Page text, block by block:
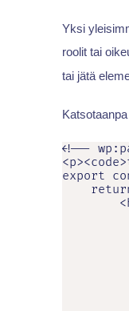
Yksi
roolit tai
tai jätä
Katsotaanpa
<!--
export